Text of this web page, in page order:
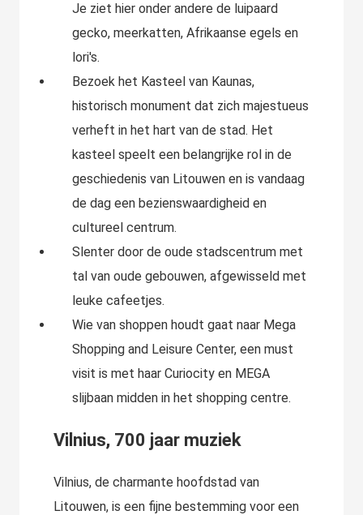
Je ziet hier onder andere de luipaard
gecko, meerkatten, Afrikaanse egels en
lori's.
Bezoek het Kasteel van Kaunas,
historisch monument dat zich majestueus
verheft in het hart van de stad. Het
kasteel speelt een belangrijke rol in de
geschiedenis van Litouwen en is vandaag
de dag een bezienswaardigheid en
cultureel centrum.
Slenter door de oude stadscentrum met
tal van oude gebouwen, afgewisseld met
leuke cafeetjes.
Wie van shoppen houdt gaat naar Mega
Shopping and Leisure Center, een must
visit is met haar Curiocity en MEGA
slijbaan midden in het shopping centre.
Vilnius, 700 jaar muziek
Vilnius, de charmante hoofdstad van
Litouwen, is een fijne bestemming voor een